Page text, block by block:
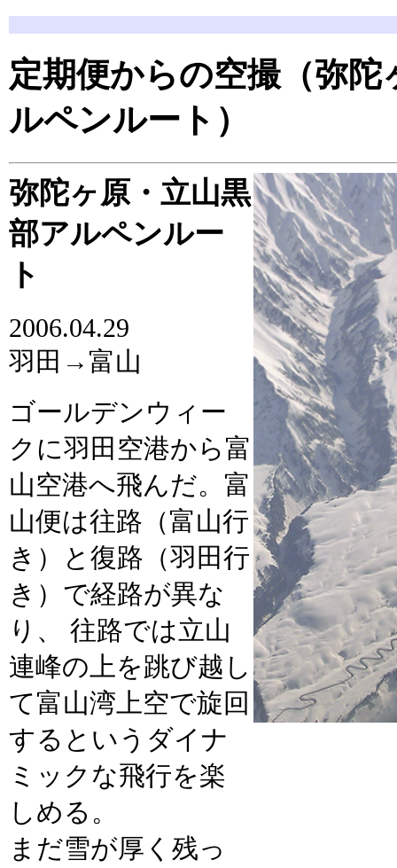
定期便からの空撮（弥陀
ルペンルート）
弥陀ヶ原・立山黒
部アルペンルー
ト
2006.04.29
羽田→富山
ゴールデンウィー
クに羽田空港から富
山空港へ飛んだ。富
山便は往路（富山行
き）と復路（羽田行
き）で経路が異な
り、 往路では立山
連峰の上を跳び越し
て富山湾上空で旋回
するというダイナ
ミックな飛行を楽
しめる。
まだ雪が厚く残っ